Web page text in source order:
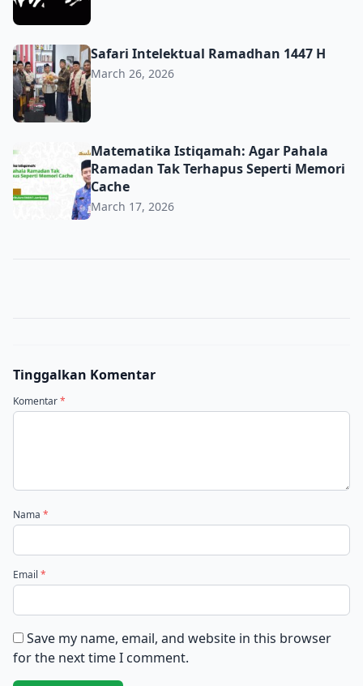
Safari Intelektual Ramadhan 1447 H
Safari Intelektual Ramadhan 1447 H
March 26, 2026
Matematika Istiqamah: Agar Pahala Ramadan Tak
Matematika Istiqamah: Agar Pahala
Ramadan Tak Terhapus Seperti Memori
Cache
March 17, 2026
Tinggalkan Komentar
Komentar*
Nama *
Email *
Save my name, email, and website in this browser
for the next time I comment.